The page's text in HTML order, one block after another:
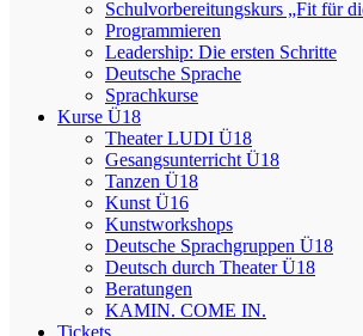
Schulvorbereitungskurs „Fit für
Programmieren
Leadership: Die ersten Schritte
Deutsche Sprache
Sprachkurse
Kurse Ü18
Theater LUDI Ü18
Gesangsunterricht Ü18
Tanzen Ü18
Kunst Ü16
Kunstworkshops
Deutsche Sprachgruppen Ü18
Deutsch durch Theater Ü18
Beratungen
KAMIN. COME IN.
Tickets
Unser Verein ist 5 Jahre alt!
admin Am20.06.2024
Am 23. Juni feiern wir das 5-jährige Bestehen
Heidelberg! Der beste Weg, dieses Ereignis zu
Ergebnisse unserer Arbeit zu teilen. Deshalb
ein Konzert auf der Bühne des Tikk-Theaters!
Weiterlesen
Wir laden Sie herzlich zum